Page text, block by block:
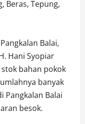
Beras, Tepung,
Balai,
Hani Syopiar
bahan pokok
banyak
Pangkalan Balai
besok.